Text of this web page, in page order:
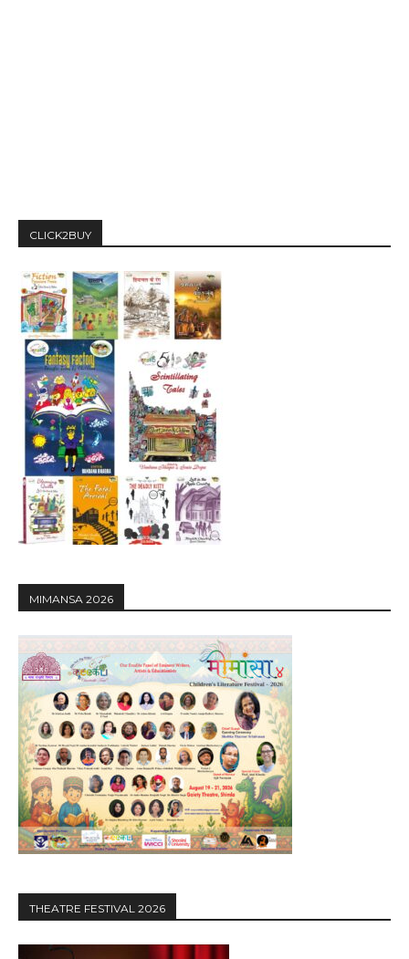
CLICK2BUY
MIMANSA 2026
THEATRE FESTIVAL 2026